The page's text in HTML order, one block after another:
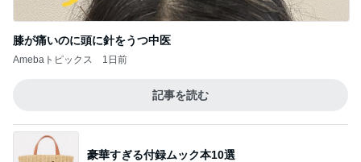
膝が痛いのに頭に針をうつ中医
Amebaトピックス 1日前
記事を読む
豪華すぎる付録ムック本10選